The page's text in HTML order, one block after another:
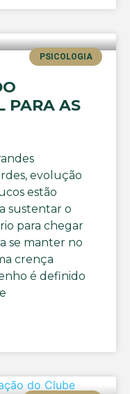
PSICOLOGIA
PARA AS
evolução
estão
sustentar o
para chegar
se manter no
crença
é definido